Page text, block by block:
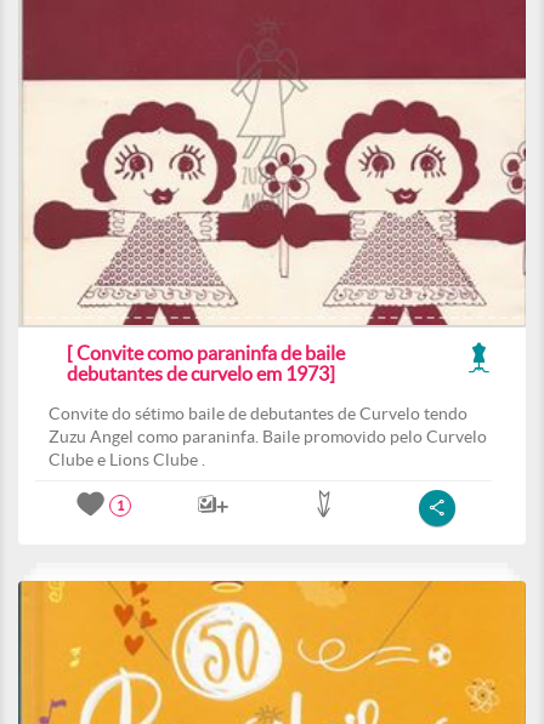
[ Convite como paraninfa de baile
debutantes de curvelo em 1973]
Convite do sétimo baile de debutantes de Curvelo tendo
Zuzu Angel como paraninfa. Baile promovido pelo Curvelo
Clube e Lions Clube .
1